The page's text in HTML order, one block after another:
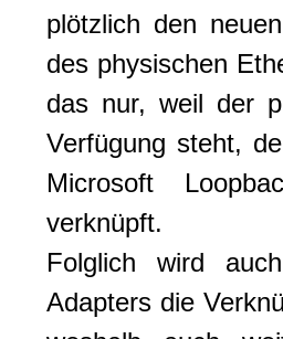
plötzlich den
des physischen
das nur, weil der
Verfügung steht,
Microsoft
verknüpft.
Folglich wird
Adapters die